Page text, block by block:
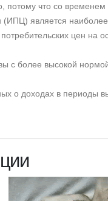
что со временем
(ИПЦ) является
цен на
с более высокой
о доходах в периоды